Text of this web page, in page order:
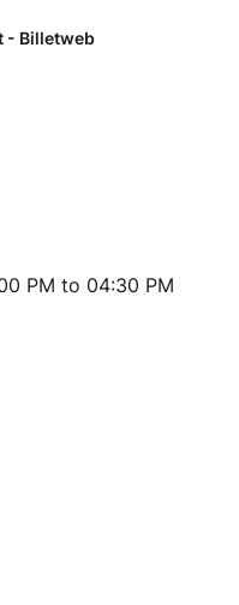
PM to 04:30 PM